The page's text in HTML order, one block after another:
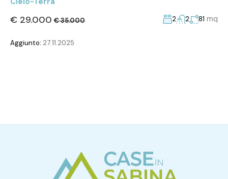
€ 29.000 € 35.000 2 2 81 mq
Aggiunto: 27.11.2025